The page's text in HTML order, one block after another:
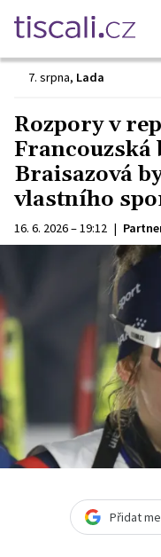
7. srpna, Lada
Rozpory v
Braisazová
vlastního
16. 6. 2026 – 19:12 |
Přidat